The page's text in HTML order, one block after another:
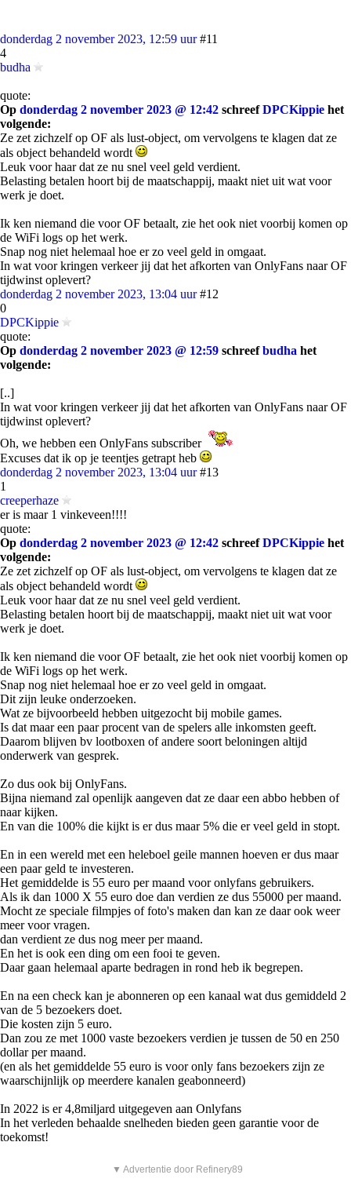
donderdag 2 november 2023, 12:59 uur #11
4
budha
quote:
Op donderdag 2 november 2023 @ 12:42 schreefDPCKippie het
volgende:
Ze zet zichzelf op OF als lust-object, om vervolgens te klagen dat ze
als object behandeld wordt
Leuk voor haar dat ze nu snel veel geld verdient.
Belasting betalen hoort bij de maatschappij, maakt niet uit wat voor
werk je doet.
Ik ken niemand die voor OF betaalt, zie het ook niet voorbij komen op
de WiFi logs op het werk.
Snap nog niet helemaal hoe er zo veel geld in omgaat.
In wat voor kringen verkeer jij dat het afkorten van OnlyFans naar OF
tijdwinst oplevert?
donderdag 2 november 2023, 13:04 uur #12
0
DPCKippie
quote:
Op donderdag 2 november 2023 @ 12:59 schreefbudha het
volgende:
[..]
In wat voor kringen verkeer jij dat het afkorten van OnlyFans naar OF
tijdwinst oplevert?
Oh, we hebben een OnlyFans subscriber
Excuses dat ik op je teentjes getrapt heb
donderdag 2 november 2023, 13:04 uur #13
1
creeperhaze
er is maar 1 vinkeveen!!!!
quote:
Op donderdag 2 november 2023 @ 12:42 schreefDPCKippie het
volgende:
Ze zet zichzelf op OF als lust-object, om vervolgens te klagen dat ze
als object behandeld wordt
Leuk voor haar dat ze nu snel veel geld verdient.
Belasting betalen hoort bij de maatschappij, maakt niet uit wat voor
werk je doet.
Ik ken niemand die voor OF betaalt, zie het ook niet voorbij komen op
de WiFi logs op het werk.
Snap nog niet helemaal hoe er zo veel geld in omgaat.
Dit zijn leuke onderzoeken.
Wat ze bijvoorbeeld hebben uitgezocht bij mobile games.
Is dat maar een paar procent van de spelers alle inkomsten geeft.
Daarom blijven bv lootboxen of andere soort beloningen altijd
onderwerk van gesprek.
Zo dus ook bij OnlyFans.
Bijna niemand zal openlijk aangeven dat ze daar een abbo hebben of
naar kijken.
En van die 100% die kijkt is er dus maar 5% die er veel geld in stopt.
En in een wereld met een heleboel geile mannen hoeven er dus maar
een paar geld te investeren.
Het gemiddelde is 55 euro per maand voor onlyfans gebruikers.
Als ik dan 1000 X 55 euro doe dan verdien ze dus 55000 per maand.
Mocht ze speciale filmpjes of foto's maken dan kan ze daar ook weer
meer voor vragen.
dan verdient ze dus nog meer per maand.
En het is ook een ding om een fooi te geven.
Daar gaan helemaal aparte bedragen in rond heb ik begrepen.
En na een check kan je abonneren op een kanaal wat dus gemiddeld 2
van de 5 bezoekers doet.
Die kosten zijn 5 euro.
Dan zou ze met 1000 vaste bezoekers verdien je tussen de 50 en 250
dollar per maand.
(en als het gemiddelde 55 euro is voor only fans bezoekers zijn ze
waarschijnlijk op meerdere kanalen geabonneerd)
In 2022 is er 4,8miljard uitgegeven aan Onlyfans
In het verleden behaalde snelheden bieden geen garantie voor de
toekomst!
▼ Advertentie door Refinery89